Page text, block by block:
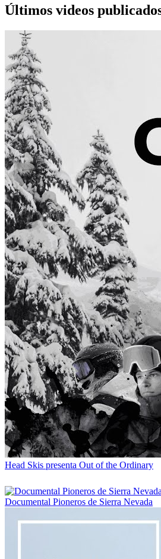
Últimos videos
Head Skis presenta Out of the Ordinary
Documental Pioneros de Sierra Nevada